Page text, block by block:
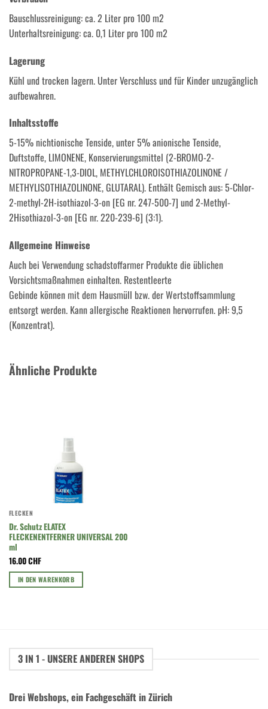
Bauschlussreinigung: ca. 2 Liter pro 100 m2
Unterhaltsreinigung: ca. 0,1 Liter pro 100 m2
Lagerung
Kühl und trocken lagern. Unter Verschluss und für Kinder unzugänglich
aufbewahren.
Inhaltsstoffe
5-15% nichtionische Tenside, unter 5% anionische Tenside,
Duftstoffe, LIMONENE, Konservierungsmittel (2-BROMO-2-
NITROPROPANE-1,3-DIOL, METHYLCHLOROISOTHIAZOLINONE /
METHYLISOTHIAZOLINONE, GLUTARAL). Enthält Gemisch aus: 5-Chlor-
2-methyl-2H-isothiazol-3-on [EG nr. 247-500-7] und 2-Methyl-
2Hisothiazol-3-on [EG nr. 220-239-6] (3:1).
Allgemeine Hinweise
Auch bei Verwendung schadstoffarmer Produkte die üblichen
Vorsichtsmaßnahmen einhalten. Restentleerte
Gebinde können mit dem Hausmüll bzw. der Wertstoffsammlung
entsorgt werden. Kann allergische Reaktionen hervorrufen. pH: 9,5
(Konzentrat).
Ähnliche Produkte
FLECKEN
Dr. Schutz ELATEX
FLECKENENTFERNER UNIVERSAL 200
ml
16.00CHF
IN DEN WARENKORB
3 IN 1 - UNSERE ANDEREN SHOPS
Drei Webshops, ein Fachgeschäft in Zürich